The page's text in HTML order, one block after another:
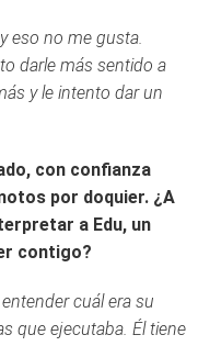
eso no me gusta.
darle más sentido a
y le intento dar un
con confianza
por doquier. ¿A
a Edu, un
contigo?
cuál era su
que ejecutaba. Él tiene